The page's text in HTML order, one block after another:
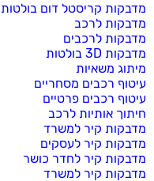
מדבקות קריסטל דום בולטות
מדבקות לרכב
מדבקות לרכבים
מדבקות 3D בולטות
מיתוג משאיות
עיטוף רכבים מסחריים
עיטוף רכבים פרטיים
חיתוך אותיות לרכב
מדבקות קיר למשרד
מדבקות קיר לעסקים
מדבקות קיר לחדר כושר
מדבקות קיר למשרד